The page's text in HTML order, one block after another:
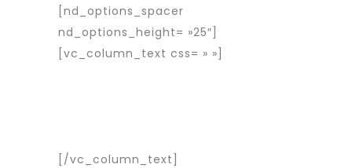
[nd_options_spacer
nd_options_height= »25″]
[vc_column_text css= » »]
[/vc_column_text]